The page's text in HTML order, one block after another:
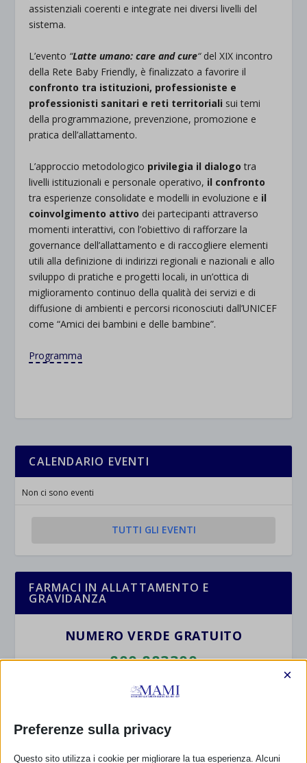
assistenziali coerenti e integrate nei diversi livelli del
sistema.
L’evento “Latte umano: care and cure“del XIX incontro
della Rete Baby Friendly, è finalizzato a favorire il
confronto tra istituzioni, professioniste e
professionisti sanitari e reti territoriali sui temi
della programmazione, prevenzione, promozione e
pratica dell’allattamento.
L’approccio metodologico privilegia il dialogo tra
livelli istituzionali e personale operativo, il confronto
tra esperienze consolidate e modelli in evoluzione e il
coinvolgimento attivo dei partecipanti attraverso
momenti interattivi, con l’obiettivo di rafforzare la
governance dell’allattamento e di raccogliere elementi
utili alla definizione di indirizzi regionali e nazionali e allo
sviluppo di pratiche e progetti locali, in un’ottica di
miglioramento continuo della qualità dei servizi e di
diffusione di ambienti e percorsi riconosciuti dall’UNICEF
come “Amici dei bambini e delle bambine”.
Programma
CALENDARIO EVENTI
Non ci sono eventi
TUTTI GLI EVENTI
FARMACI IN ALLATTAMENTO E
GRAVIDANZA
NUMERO VERDE GRATUITO
800.883300
Maggiori informazioni
RIMANI AGGIORNATO
Preferenze sulla privacy
×
Questo sito utilizza i cookie per migliorare la tua esperienza. Alcuni